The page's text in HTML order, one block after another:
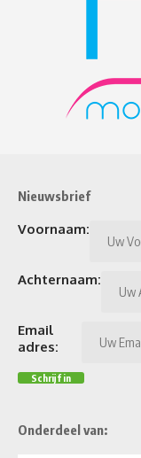
Nieuwsbrief
Voornaam:
Achternaam:
Email
adres:
Onderdeel van: